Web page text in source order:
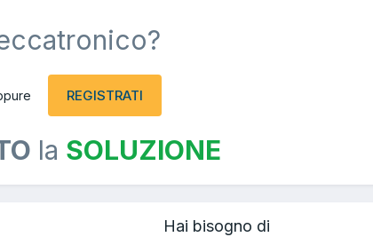
REGISTRATI
la SOLUZIONE
Hai bisogno di